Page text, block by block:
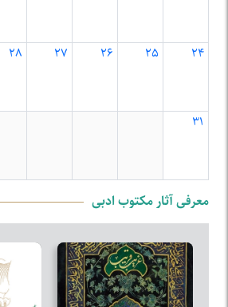
۲۴ ۲۵ ۲۶ ۲۷ ۲۸
۳۱
معرفی آثار مکتوب ادبی